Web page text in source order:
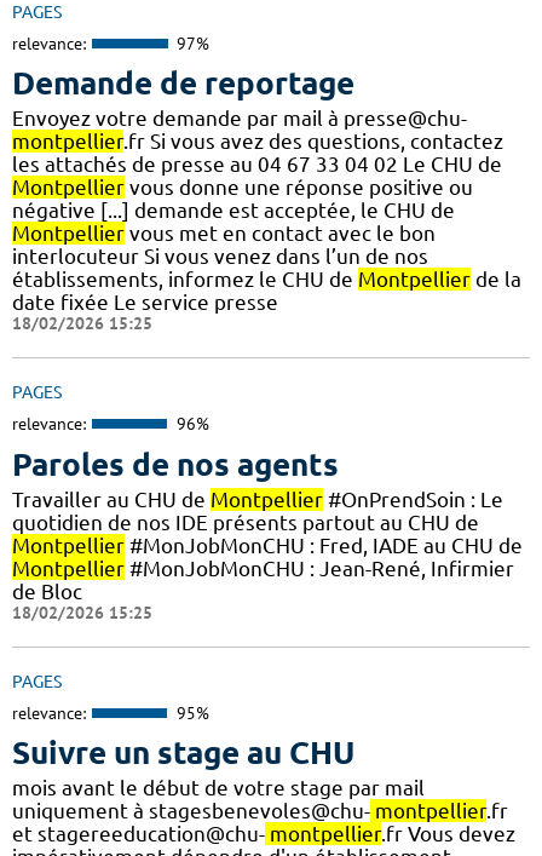
PAGES
relevance: 97%
Demande de reportage
Envoyez votre demande par mail à presse@chu-
montpellier.fr Si vous avez des questions, contactez
les attachés de presse au 04 67 33 04 02 Le CHU de
Montpellier vous donne une réponse positive ou
négative [...] demande est acceptée, le CHU de
Montpellier vous met en contact avec le bon
interlocuteur Si vous venez dans l’un de nos
établissements, informez le CHU de Montpellier de la
date fixée Le service presse
18/02/2026 15:25
PAGES
relevance: 96%
Paroles de nos agents
Travailler au CHU de Montpellier #OnPrendSoin : Le
quotidien de nos IDE présents partout au CHU de
Montpellier #MonJobMonCHU : Fred, IADE au CHU de
Montpellier #MonJobMonCHU : Jean-René, Infirmier
de Bloc
18/02/2026 15:25
PAGES
relevance: 95%
Suivre un stage au CHU
mois avant le début de votre stage par mail
uniquement à stagesbenevoles@chu- montpellier.fr
et stagereeducation@chu- montpellier.fr Vous devez